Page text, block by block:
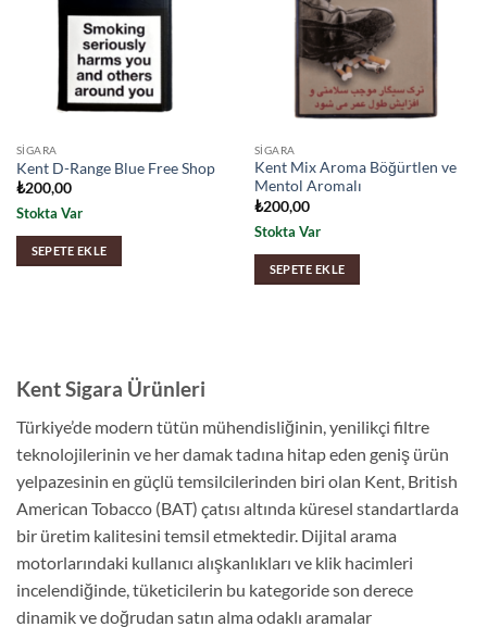
SIGARA
Kent D-Range Blue Free Shop
₺200,00
Stokta Var
SEPETE EKLE
SIGARA
Kent Mix Aroma Böğürtlen ve
Mentol Aromalı
₺200,00
Stokta Var
SEPETE EKLE
Kent Sigara Ürünleri
Türkiye’de modern tütün mühendisliğinin, yenilikçi filtre
teknolojilerinin ve her damak tadına hitap eden geniş ürün
yelpazesinin en güçlü temsilcilerinden biri olan Kent, British
American Tobacco (BAT) çatısı altında küresel standartlarda
bir üretim kalitesini temsil etmektedir. Dijital arama
motorlarındaki kullanıcı alışkanlıkları ve klik hacimleri
incelendiğinde, tüketicilerin bu kategoride son derece
dinamik ve doğrudan satın alma odaklı aramalar